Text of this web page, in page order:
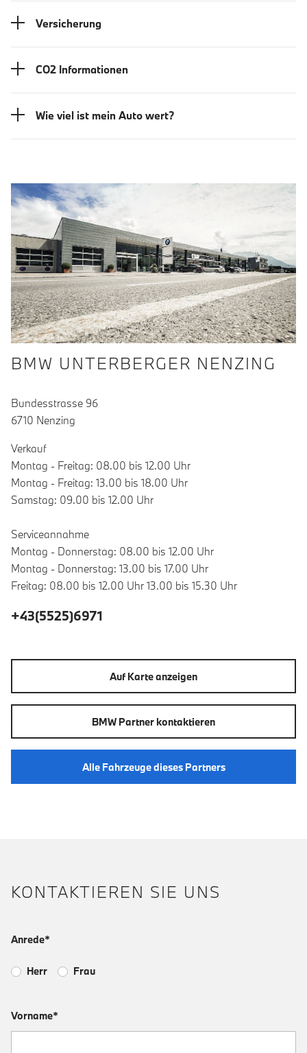
Versicherung
CO2 Informationen
Wie viel ist mein Auto wert?
BMW UNTERBERGER NENZING
Bundesstrasse 96
6710 Nenzing
Verkauf
Montag - Freitag: 08.00 bis 12.00 Uhr
Montag - Freitag: 13.00 bis 18.00 Uhr
Samstag: 09.00 bis 12.00 Uhr
Serviceannahme
Montag - Donnerstag: 08.00 bis 12.00 Uhr
Montag - Donnerstag: 13.00 bis 17.00 Uhr
Freitag: 08.00 bis 12.00 Uhr 13.00 bis 15.30 Uhr
+43(5525)6971
Auf Karte anzeigen
BMW Partner kontaktieren
Alle Fahrzeuge dieses Partners
KONTAKTIEREN SIE UNS
Anrede*
Herr Frau
Vorname*